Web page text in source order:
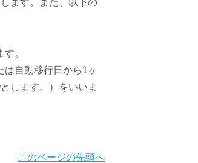
ます。また、以下の
。
自動移行日から1ヶ
します。）をいいま
このページの先頭へ